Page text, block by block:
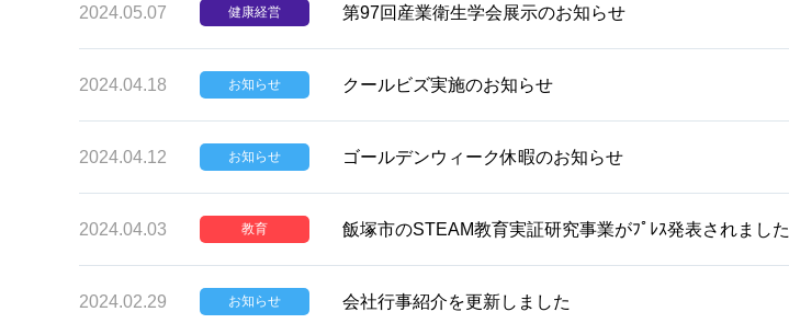
2024.05.07 健康経営 第97回産業衛生学会展示のお知らせ
2024.04.18 お知らせ クールビズ実施のお知らせ
2024.04.12 お知らせ ゴールデンウィーク休暇のお知らせ
2024.04.03 教育 飯塚市のSTEAM教育実証研究事業がﾌﾟﾚｽ発表されました
2024.02.29 お知らせ 会社行事紹介を更新しました